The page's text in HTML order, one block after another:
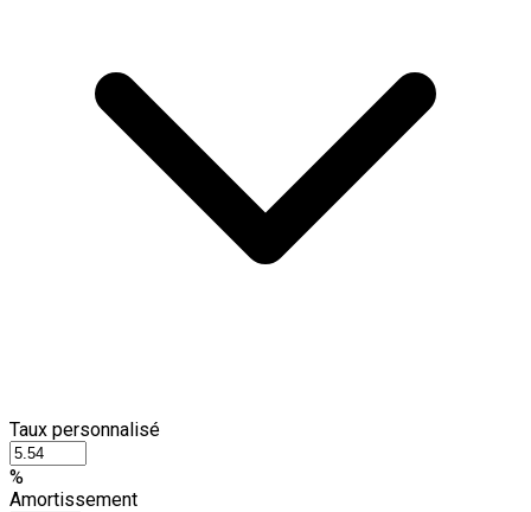
Taux personnalisé
%
Amortissement